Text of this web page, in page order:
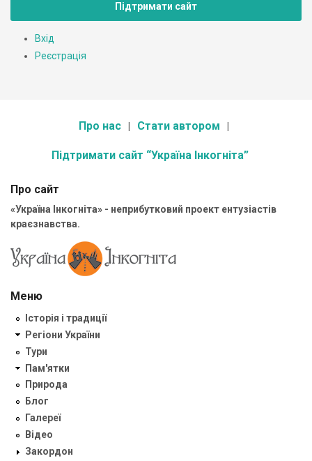
Підтримати сайт
Вхід
Реєстрація
Про нас Стати автором
Підтримати сайт “Україна Інкогніта”
Про сайт
«Україна Інкогніта» - неприбутковий проект ентузіастів
краєзнавства.
Меню
Історія і традиції
Регіони України
Тури
Пам'ятки
Природа
Блог
Галереї
Відео
Закордон